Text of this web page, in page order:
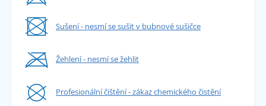
Sušení - nesmí se sušit v bubnové sušičce
Žehlení - nesmí se žehlit
Profesionální čištění - zákaz chemického čistění